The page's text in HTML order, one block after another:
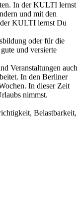
In der KULTI lernst
und mit den
KULTI lernst Du
oder für die
und versierte
Veranstaltungen auch
In den Berliner
In dieser Zeit
nimmst.
Belastbarkeit,